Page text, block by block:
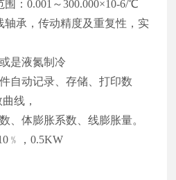
：0.001～300.000×10-6/℃
轴承，传动精度及重复性，实
是液氮制冷
自动记录、存储、打印数
线，
、体膨胀系数、线膨胀量。
，0.5KW